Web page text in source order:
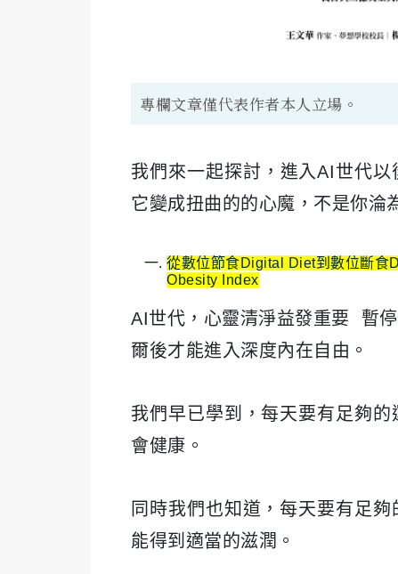
專欄文章僅代表作者本人立場。
我們來一起探討，進入AI世代
它變成扭曲的的心魔，不是你淪
從數位節食Digital Diet到數位斷食
Obesity Index
AI世代，心靈清淨益發重要 暫
爾後才能進入深度內在自由。
我們早已學到，每天要有足夠
會健康。
同時我們也知道，每天要有足
能得到適當的滋潤。